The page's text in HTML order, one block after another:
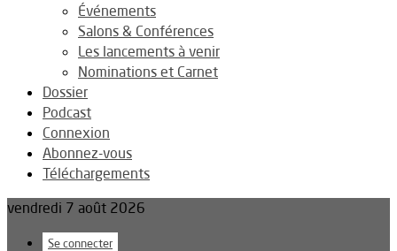
Événements
Salons & Conférences
Les lancements à venir
Nominations et Carnet
Dossier
Podcast
Connexion
Abonnez-vous
Téléchargements
vendredi 7 août 2026
Se connecter